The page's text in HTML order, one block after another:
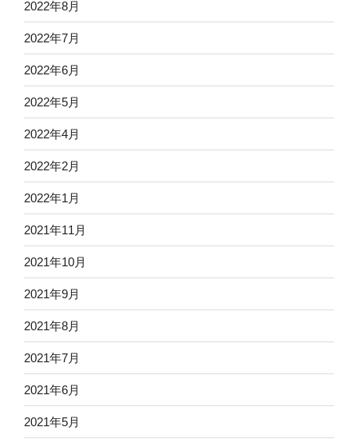
2022年8月
2022年7月
2022年6月
2022年5月
2022年4月
2022年2月
2022年1月
2021年11月
2021年10月
2021年9月
2021年8月
2021年7月
2021年6月
2021年5月